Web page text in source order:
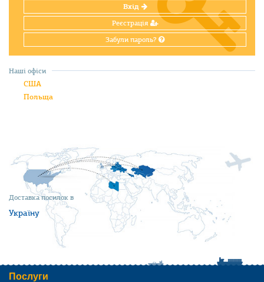
Вхід
Реєстрація
Забули пароль?
Доставка посилок в
Україну
Наші офіси
США
Польща
Послуги